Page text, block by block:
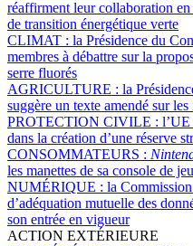
réaffirment leur collaboration
de transition énergétique verte
CLIMAT : la Présidence du
membres à débattre sur la
serre fluorés
AGRICULTURE : la
suggère un texte amendé sur
PROTECTION CIVILE : l’UE
dans la création d’une réserve
CONSOMMATEURS :
les manettes de sa console de jeu
NUMÉRIQUE : la
d’adéquation mutuelle des
son entrée en vigueur
ACTION EXTÉRIEURE